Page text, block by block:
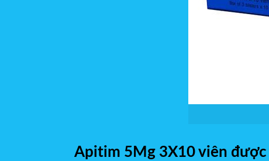
Apitim 5Mg 3X10 viên